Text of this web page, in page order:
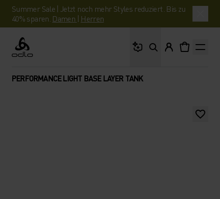
Summer Sale | Jetzt noch mehr Styles reduziert. Bis zu
40% sparen. Damen | Herren
Odlo
PERFORMANCE LIGHT BASE LAYER TANK